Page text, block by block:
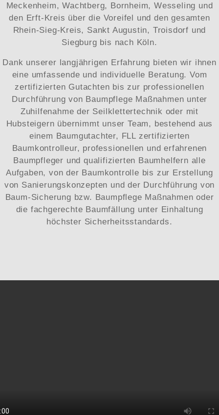
Meckenheim, Wachtberg, Bornheim, Wesseling und
den Erft-Kreis über die Voreifel und den gesamten
Rhein-Sieg-Kreis, Sankt Augustin, Troisdorf und
Siegburg bis nach Köln.
Dank unserer langjährigen Erfahrung bieten wir ihnen
eine umfassende und individuelle Beratung. Vom
zertifizierten Gutachten bis zur professionellen
Durchführung von Baumpflege Maßnahmen unter
Zuhilfenahme der Seilklettertechnik oder mit
Hubsteigern übernimmt unser Team, bestehend aus
einem Baumgutachter, FLL zertifizierten
Baumkontrolleur, professionellen und erfahrenen
Baumpfleger und qualifizierten Baumhelfern alle
Aufgaben, von der Baumkontrolle bis zur Erstellung
von Sanierungskonzepten und der Durchführung von
Baum-Sicherung bzw. Baumpflege Maßnahmen oder
die fachgerechte Baumfällung unter Einhaltung
höchster Sicherheitsstandards.